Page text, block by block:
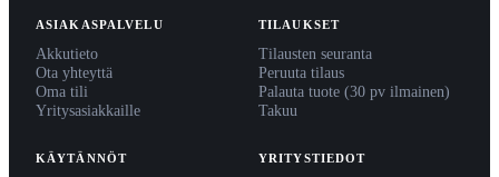
ASIAKASPALVELU
Akkutieto
Ota yhteyttä
Oma tili
Yritysasiakkaille
TILAUKSET
Tilausten seuranta
Peruuta tilaus
Palauta tuote (30 pv ilmainen)
Takuu
KÄYTÄNNÖT YRITYSTIEDOT